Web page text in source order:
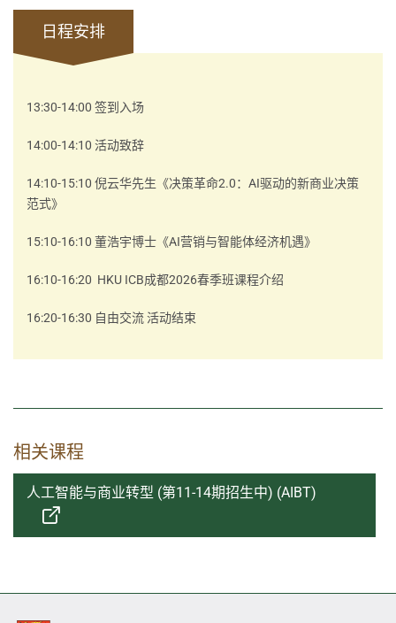
日程安排
13:30-14:00 签到入场
14:00-14:10 活动致辞
14:10-15:10 倪云华先生《决策革命2.0 ： AI驱动的新商业决策
范式》
15:10-16:10 董浩宇博士《AI营销与智能体经济机遇》
16:10-16:20 HKU ICB成都2026春季班课程介绍
16:20-16:30 自由交流 活动结束
相关课程
人工智能与商业转型 (第11-14期招生中) (AIBT)